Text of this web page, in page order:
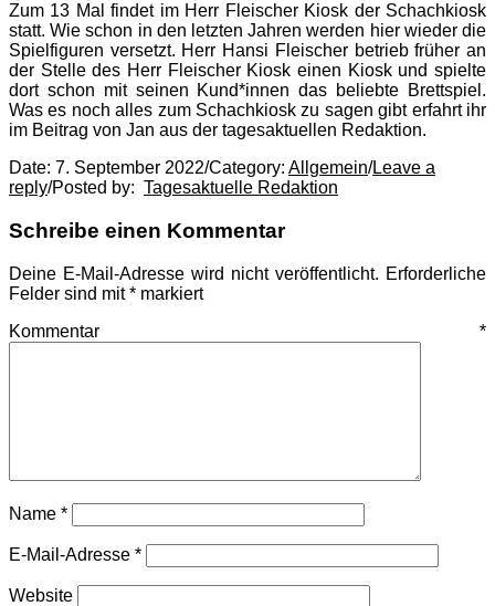
Zum 13 Mal findet im Herr Fleischer Kiosk der Schachkiosk
statt. Wie schon in den letzten Jahren werden hier wieder die
Spielfiguren versetzt. Herr Hansi Fleischer betrieb früher an
der Stelle des Herr Fleischer Kiosk einen Kiosk und spielte
dort schon mit seinen Kund*innen das beliebte Brettspiel.
Was es noch alles zum Schachkiosk zu sagen gibt erfahrt ihr
im Beitrag von Jan aus der tagesaktuellen Redaktion.
Date: 7. September 2022/Category: Allgemein/Leave a
reply/Posted by: Tagesaktuelle Redaktion
Schreibe einen Kommentar
Deine E-Mail-Adresse wird nicht veröffentlicht. Erforderliche
Felder sind mit* markiert
Kommentar *
Name *
E-Mail-Adresse *
Website